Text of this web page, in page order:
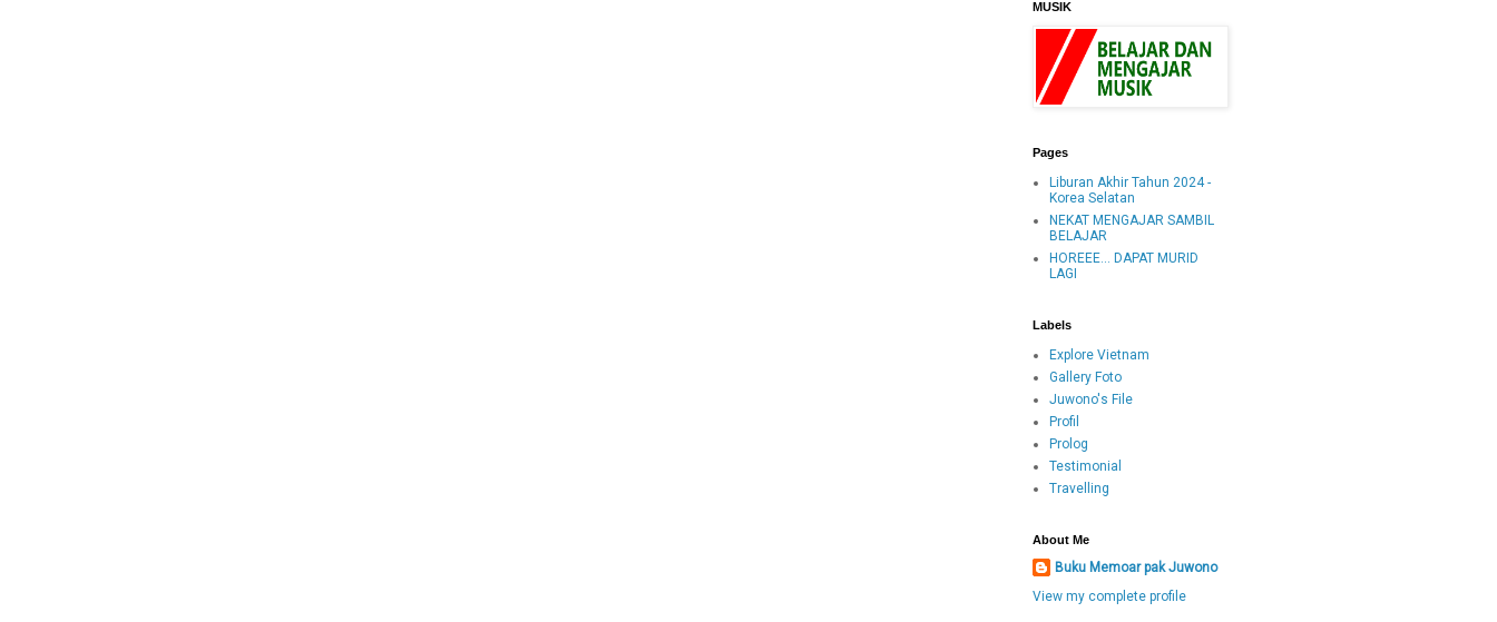
MUSIK
Pages
Liburan Akhir Tahun 2024 -
Korea Selatan
NEKAT MENGAJAR SAMBIL
BELAJAR
HOREEE... DAPAT MURID
LAGI
Labels
Explore Vietnam
Gallery Foto
Juwono's File
Profil
Prolog
Testimonial
Travelling
About Me
Buku Memoar pak Juwono
View my complete profile